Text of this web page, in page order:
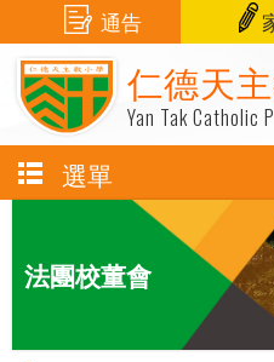
仁德天
Yan Tak Catholic
通告
選單
法團校董會